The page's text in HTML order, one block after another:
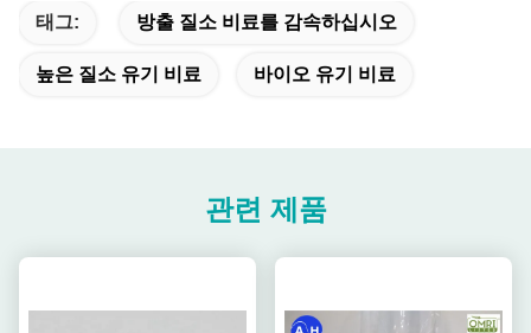
태그: 방출 질소 비료를 감속하십시오
높은 질소 유기 비료 바이오 유기 비료
관련 제품